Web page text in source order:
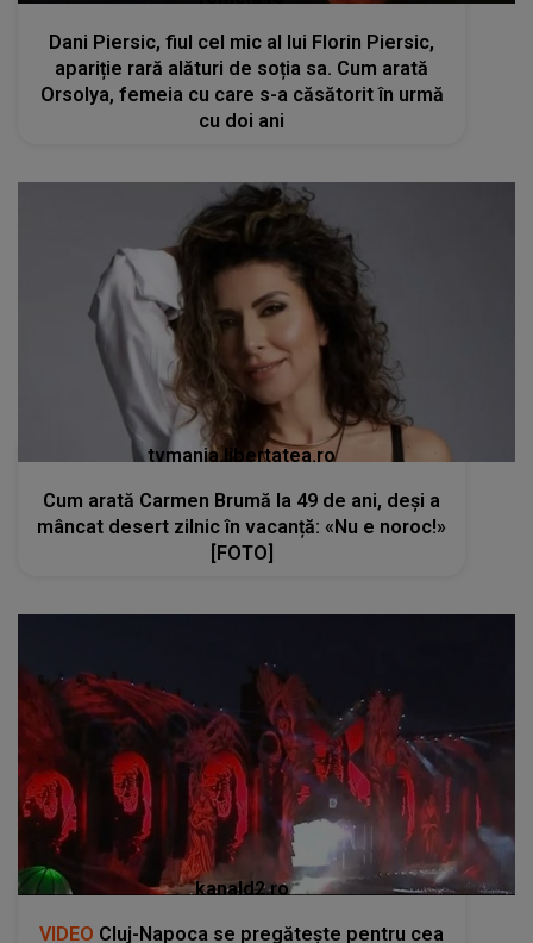
Dani Piersic, fiul cel mic al lui Florin Piersic,
apariție rară alături de soția sa. Cum arată
Orsolya, femeia cu care s-a căsătorit în urmă
cu doi ani
tvmania.libertatea.ro
Cum arată Carmen Brumă la 49 de ani, deși a
mâncat desert zilnic în vacanță: «Nu e noroc!»
[FOTO]
kanald2.ro
VIDEO Cluj-Napoca se pregătește pentru cea